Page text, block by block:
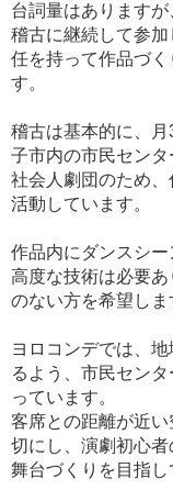
台詞量はありますが
稽古に継続して参
任を持って作品づ
す。
稽古は基本的に、
子市内の市民センタ
社会人劇団のため
活動しています。
作品内にダンスシー
高度な技術は必要
のない方を希望しま
ヨロコンデでは、
るよう、市民セン
っています。
客席との距離が近
切にし、演劇初心
舞台づくりを目指し